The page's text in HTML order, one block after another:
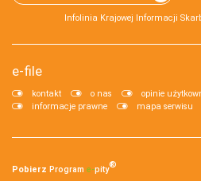
Infolinia Krajowej Informacji
e-file
kontakt o nas opinie
informacje prawne
mapa serwisu
Pobierz Program e‑pity®